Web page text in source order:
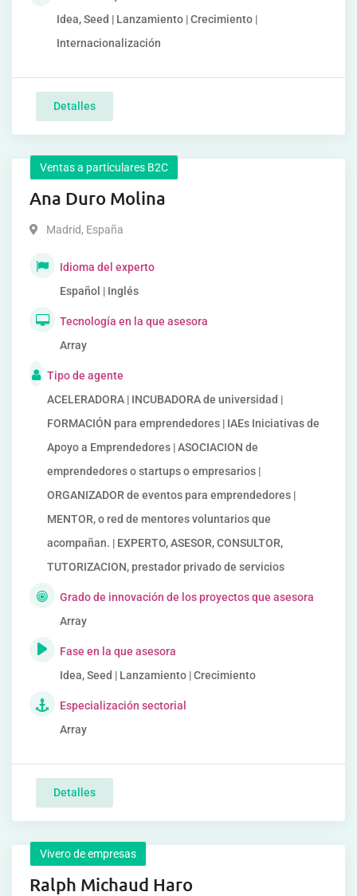
Idea, Seed | Lanzamiento | Crecimiento |
Internacionalización
Detalles
Ventas a particulares B2C
Ana Duro Molina
Madrid, España
Idioma del experto
Español | Inglés
Tecnología en la que asesora
Array
Tipo de agente
ACELERADORA | INCUBADORA de universidad |
FORMACIÓN para emprendedores | IAEs Iniciativas de
Apoyo a Emprendedores | ASOCIACION de
emprendedores o startups o empresarios |
ORGANIZADOR de eventos para emprendedores |
MENTOR, o red de mentores voluntarios que
acompañan. | EXPERTO, ASESOR, CONSULTOR,
TUTORIZACION, prestador privado de servicios
Grado de innovación de los proyectos que asesora
Array
Fase en la que asesora
Idea, Seed | Lanzamiento | Crecimiento
Especialización sectorial
Array
Detalles
Vivero de empresas
Ralph Michaud Haro